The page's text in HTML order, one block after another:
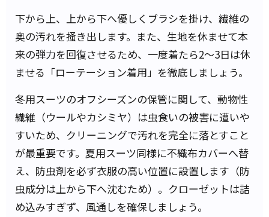
下から上、上から下へ優しくブラシを掛け、繊維の
奥の汚れを掻き出します。また、生地を休ませて本
来の弾力を回復させるため、一度着たら2〜3日は休
ませる「ローテーション着用」を徹底しましょう。
冬用スーツのオフシーズンの保管に関して、動物性
繊維（ウールやカシミヤ）は虫食いの被害に遭いや
すいため、クリーニングで汚れを完全に落とすこと
が最重要です。夏用スーツ同様に不織布カバーへ替
え、防虫剤を必ず衣服の高い位置に設置します（防
虫成分は上から下へ沈むため）。クローゼットは詰
め込みすぎず、風通しを確保しましょう。